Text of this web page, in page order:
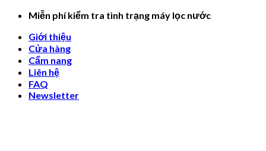
Skip
content
Miễn phí kiểm tra tình trạng máy lọc nước
Giới thiệu
Cửa hàng
Cẩm nang
Liên hệ
FAQ
Newsletter